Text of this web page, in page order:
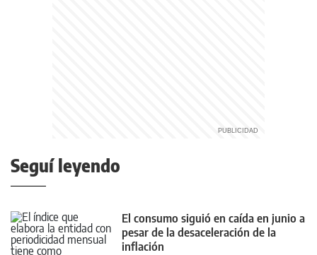
Seguí leyendo
El consumo siguió en caída en junio a
pesar de la desaceleración de la
inflación